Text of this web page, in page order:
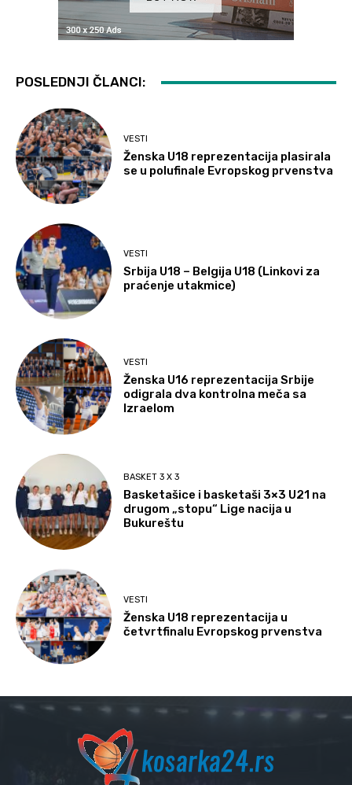
POSLEDNJI ČLANCI:
VESTI
Ženska U18 reprezentacija plasirala
se u polufinale Evropskog prvenstva
VESTI
Srbija U18 – Belgija U18 (Linkovi za
praćenje utakmice)
VESTI
Ženska U16 reprezentacija Srbije
odigrala dva kontrolna meča sa
Izraelom
BASKET 3 X 3
Basketašice i basketaši 3×3 U21 na
drugom „stopu“ Lige nacija u
Bukureštu
VESTI
Ženska U18 reprezentacija u
četvrtfinalu Evropskog prvenstva